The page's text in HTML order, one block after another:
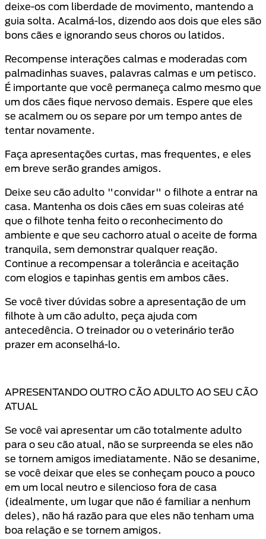
deixe-os com liberdade de movimento, mantendo a
guia solta. Acalmá-los, dizendo aos dois que eles são
bons cães e ignorando seus choros ou latidos.
Recompense interações calmas e moderadas com
palmadinhas suaves, palavras calmas e um petisco.
É importante que você permaneça calmo mesmo que
um dos cães fique nervoso demais. Espere que eles
se acalmem ou os separe por um tempo antes de
tentar novamente.
Faça apresentações curtas, mas frequentes, e eles
em breve serão grandes amigos.
Deixe seu cão adulto "convidar" o filhote a entrar na
casa. Mantenha os dois cães em suas coleiras até
que o filhote tenha feito o reconhecimento do
ambiente e que seu cachorro atual o aceite de forma
tranquila, sem demonstrar qualquer reação.
Continue a recompensar a tolerância e aceitação
com elogios e tapinhas gentis em ambos cães.
Se você tiver dúvidas sobre a apresentação de um
filhote à um cão adulto, peça ajuda com
antecedência. O treinador ou o veterinário terão
prazer em aconselhá-lo.
APRESENTANDO OUTRO CÃO ADULTO AO SEU CÃO
ATUAL
Se você vai apresentar um cão totalmente adulto
para o seu cão atual, não se surpreenda se eles não
se tornem amigos imediatamente. Não se desanime,
se você deixar que eles se conheçam pouco a pouco
em um local neutro e silencioso fora de casa
(idealmente, um lugar que não é familiar a nenhum
deles), não há razão para que eles não tenham uma
boa relação e se tornem amigos.